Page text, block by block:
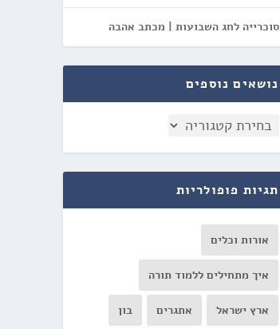
סוכרייה לחג השבועות | מכתב אהבה
נושאים נוספים
תגיות פופולריות
אורות וכלים
איך מתחילים ללמוד תורה
ארץ ישראל אתגרים בון